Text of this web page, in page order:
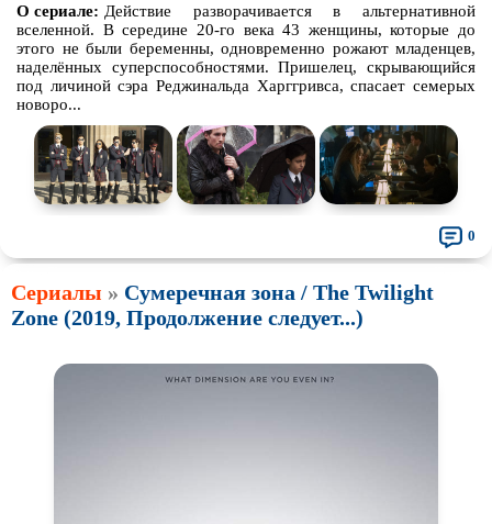
О сериале: Действие разворачивается в альтернативной
вселенной. В середине 20-го века 43 женщины, которые до
этого не были беременны, одновременно рожают младенцев,
наделённых суперспособностями. Пришелец, скрывающийся
под личиной сэра Реджинальда Харггривса, спасает семерых
новоро...
0
Сериалы » Сумеречная зона / The Twilight
Zone (2019, Продолжение следует...)